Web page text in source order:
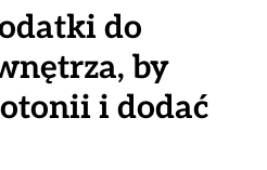
do
by
i dodać